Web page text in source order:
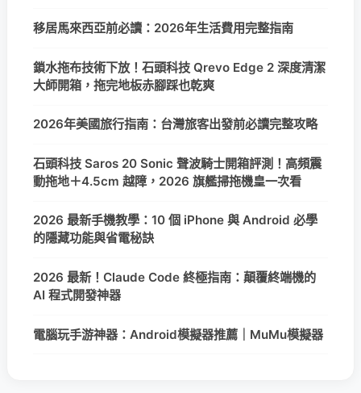
移居馬來西亞前必讀：2026年生活費用完整指南
鎖水拖布技術下放！石頭科技 Qrevo Edge 2 深度清潔
大師開箱，拖完地板赤腳踩也乾爽
2026年美國旅行指南：台灣旅客出發前必讀完整攻略
石頭科技 Saros 20 Sonic 聲波騎士開箱評測！高頻震
動拖地＋4.5cm 越障，2026 旗艦掃拖機皇一次看
2026 最新手機教學：10 個 iPhone 與 Android 必學
的隱藏功能與省電秘訣
2026 最新！Claude Code 終極指南：顛覆終端機的
AI 程式開發神器
電腦玩手游神器：Android模擬器推薦｜MuMu模擬器